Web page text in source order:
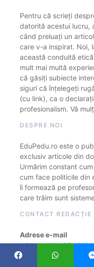
Pentru că scrieți
datorită acestui lucru,
când preluați un
care v-a inspirat. Noi,
această conduită
mult mai multă
că găsiți subiecte
siguri că înțelegeți
(cu link), ca o
profesionalism. Vă
DESPRE NOI
EduPedu.ro este o
exclusiv articole din
Urmărim constant
cum face politicile din
îi formează pe
care trăim sunt
CONTACT REDACȚIE
Adrese e-mail